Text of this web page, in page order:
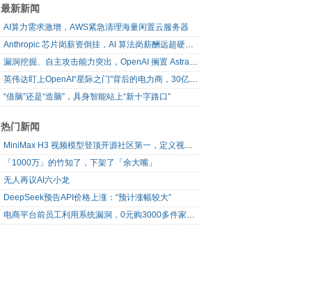
最新新闻
AI算力需求激增，AWS紧急清理海量闲置云服务器
Anthropic 芯片岗薪资倒挂，AI 算法岗薪酬远超硬件工程师
漏洞挖掘、自主攻击能力突出，OpenAI 搁置 Astra 模型发布
英伟达盯上OpenAI“星际之门”背后的电力商，30亿美元直接入股
“借脑”还是“造脑”，具身智能站上“新十字路口”
热门新闻
MiniMax H3 视频模型登顶开源社区第一，定义视频模型领域“斩杀线”
「1000万」的竹知了，下架了「余大嘴」
无人再议AI六小龙
DeepSeek预告API价格上涨：“预计涨幅较大”
电商平台前员工利用系统漏洞，0元购3000多件家电！